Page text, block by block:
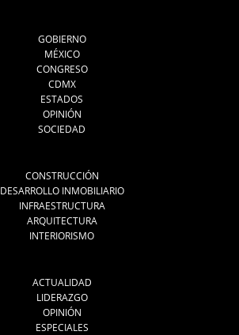
GOBIERNO
MÉXICO
CONGRESO
CDMX
ESTADOS
OPINIÓN
SOCIEDAD
CONSTRUCCIÓN
DESARROLLO INMOBILIARIO
INFRAESTRUCTURA
ARQUITECTURA
INTERIORISMO
ACTUALIDAD
LIDERAZGO
OPINIÓN
ESPECIALES